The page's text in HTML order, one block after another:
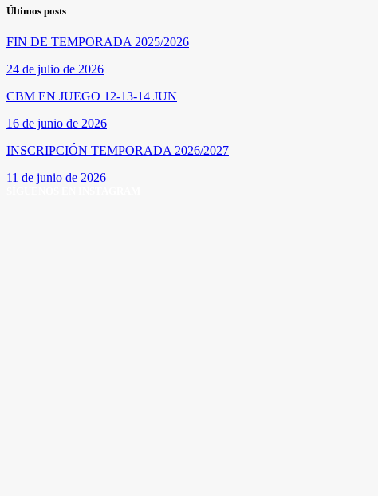
Últimos posts
FIN DE TEMPORADA 2025/2026
24 de julio de 2026
CBM EN JUEGO 12-13-14 JUN
16 de junio de 2026
INSCRIPCIÓN TEMPORADA 2026/2027
11 de junio de 2026